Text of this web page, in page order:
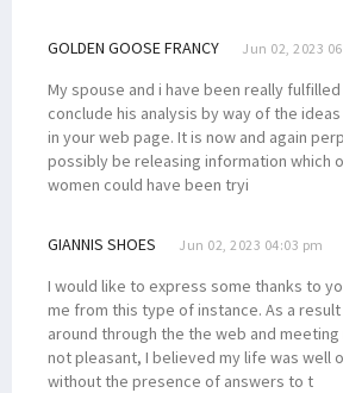
GOLDEN GOOSE FRANCY Jun 02, 2023
My spouse and i have been really
conclude his analysis by way of the
in your web page. It is now and again
possibly be releasing information which
women could have been tryi
GIANNIS SHOES Jun 02, 2023 04:03 pm
I would like to express some thanks to
me from this type of instance. As a
around through the the web and
not pleasant, I believed my life was well
without the presence of answers to t